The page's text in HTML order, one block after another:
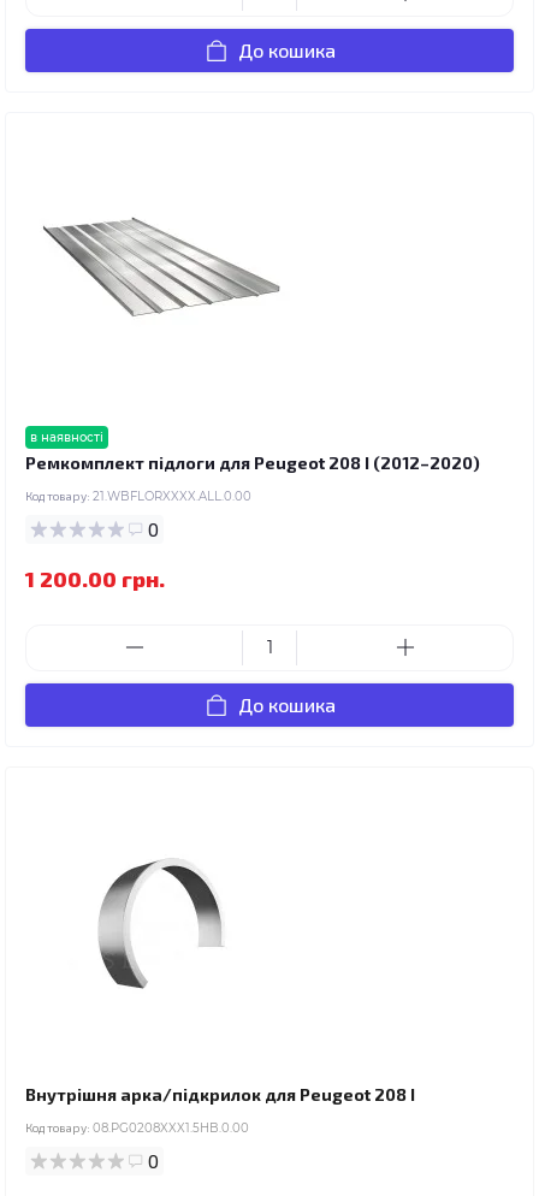
До кошика
в наявності
Ремкомплект підлоги для Peugeot 208 I (2012–2020)
Код товару: 21.WBFLORXXXX.ALL.0.00
0
1 200.00 грн.
До кошика
Внутрішня арка/підкрилок для Peugeot 208 I
Код товару: 08.PG0208XXX1.5HB.0.00
0